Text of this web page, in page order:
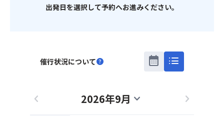
出発日を選択して予約へお進みください。
催行状況についてhelp calendar_month list
chevron_left 2026年9月 expand_more chevron_right